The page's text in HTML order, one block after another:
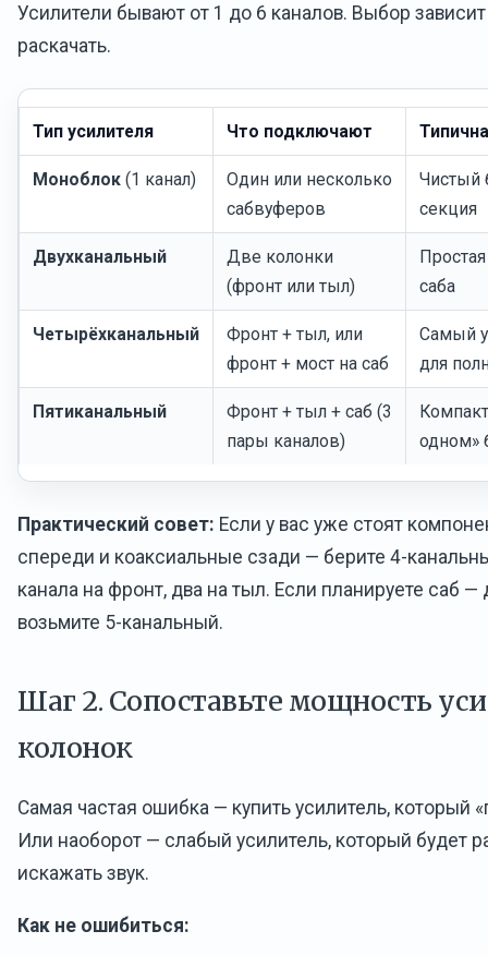
Усилители бывают от 1 до 6 каналов. Выбор зависит
раскачать.
Тип усилителя Что подключают
Моноблок (1 канал)
Один или несколько
сабвуферов
Чистый
секция
Двухканальный
Две колонки
(фронт или тыл)
саба
Четырёхканальный
Фронт + тыл, или
фронт + мост на саб
Самый
для
Пятиканальный
Фронт + тыл + саб (3
пары каналов)
одном»
Практический совет: Если у вас уже стоят
спереди и коаксиальные сзади — берите 4-
канала на фронт, два на тыл. Если планируете саб
возьмите 5-канальный.
Шаг 2. Сопоставьте мощность
колонок
Самая частая ошибка — купить усилитель, который
Или наоборот — слабый усилитель, который будет
искажать звук.
Как не ошибиться: